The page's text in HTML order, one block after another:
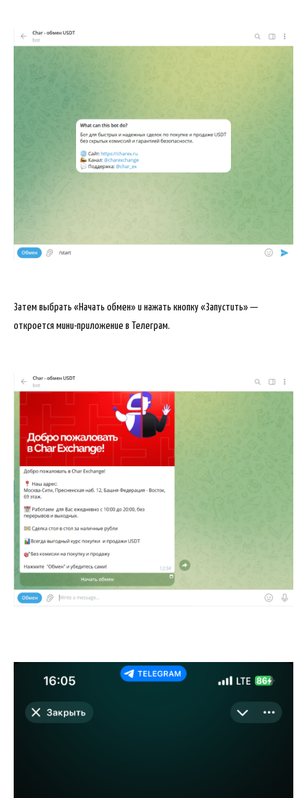
Затем выбрать «Начать обмен» и нажать кнопку «Запустить» —
откроется мини-приложение в Телеграм.